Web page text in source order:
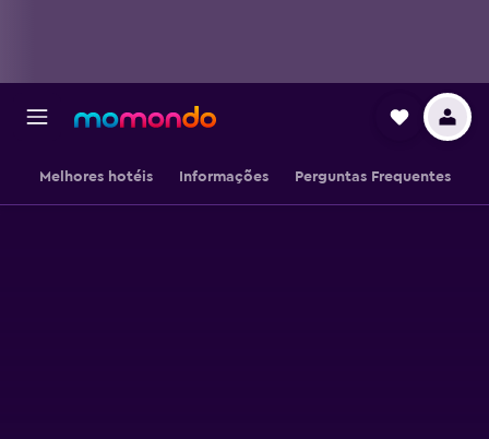
Melhores hotéis Informações Perguntas Frequentes